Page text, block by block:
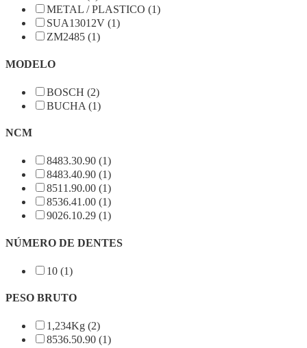
METAL / PLASTICO (1)
SUA13012V (1)
ZM2485 (1)
MODELO
BOSCH (2)
BUCHA (1)
NCM
8483.30.90 (1)
8483.40.90 (1)
8511.90.00 (1)
8536.41.00 (1)
9026.10.29 (1)
NÚMERO DE DENTES
10 (1)
PESO BRUTO
1,234Kg (2)
8536.50.90 (1)